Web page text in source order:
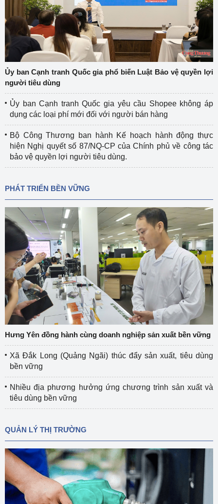
Ủy ban Cạnh tranh Quốc gia phổ biến Luật Bảo vệ quyền lợi
người tiêu dùng
Ủy ban Cạnh tranh Quốc gia yêu cầu Shopee không áp
dụng các loại phí mới đối với người bán hàng
Bộ Công Thương ban hành Kế hoạch hành động thực
hiện Nghị quyết số 87/NQ-CP của Chính phủ về công tác
bảo vệ quyền lợi người tiêu dùng.
PHÁT TRIỂN BỀN VỮNG
Hưng Yên đồng hành cùng doanh nghiệp sản xuất bền vững
Xã Đắk Long (Quảng Ngãi) thúc đẩy sản xuất, tiêu dùng
bền vững
Nhiều địa phương hưởng ứng chương trình sản xuất và
tiêu dùng bền vững
QUẢN LÝ THỊ TRƯỜNG